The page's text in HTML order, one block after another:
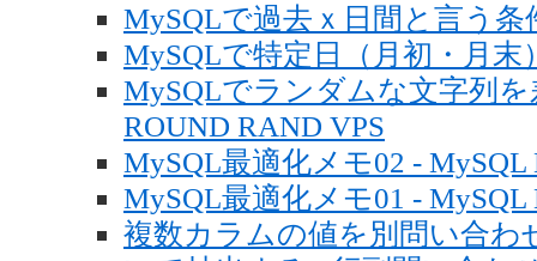
MySQLで過去ｘ日間と言う条
MySQLで特定日（月初・月
MySQLでランダムな文字列
ROUND RAND VPS
MySQL最適化メモ02 - MySQL
MySQL最適化メモ01 - MySQL
複数カラムの値を別問い合わ